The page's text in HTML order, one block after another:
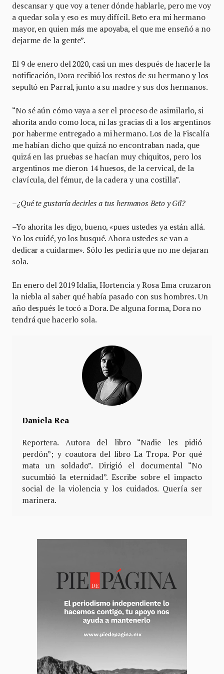
descansar y que voy a tener dónde hablarle, pero me voy
a quedar sola y eso es muy difícil. Beto era mi hermano
mayor, en quien más me apoyaba, el que me enseñó a no
dejarme de la gente”.
El 9 de enero del 2020, casi un mes después de hacerle la
notificación, Dora recibió los restos de su hermano y los
sepultó en Parral, junto a su madre y sus dos hermanos.
“No sé aún cómo vaya a ser el proceso de asimilarlo, si
ahorita ando como loca, ni las gracias di a los argentinos
por haberme entregado a mi hermano. Los de la Fiscalía
me habían dicho que quizá no encontraban nada, que
quizá en las pruebas se hacían muy chiquitos, pero los
argentinos me dieron 14 huesos, de la cervical, de la
clavícula, del fémur, de la cadera y una costilla”.
–¿Qué te gustaría decirles a tus hermanos Beto y Gil?
–Yo ahorita les digo, bueno, «pues ustedes ya están allá.
Yo los cuidé, yo los busqué. Ahora ustedes se van a
dedicar a cuidarme». Sólo les pediría que no me dejaran
sola.
En enero del 2019 Idalia, Hortencia y Rosa Ema cruzaron
la niebla al saber qué había pasado con sus hombres. Un
año después le tocó a Dora. De alguna forma, Dora no
tendrá que hacerlo sola.
Daniela Rea
Reportera. Autora del libro “Nadie les pidió
perdón”; y coautora del libro La Tropa. Por qué
mata un soldado”. Dirigió el documental “No
sucumbió la eternidad”. Escribe sobre el impacto
social de la violencia y los cuidados. Quería ser
marinera.